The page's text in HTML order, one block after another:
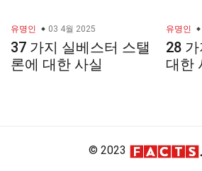
유명인 03 4월 2025
37 가지 실베스터 스탤
론에 대한 사실
유명인
28
대한
© 2023